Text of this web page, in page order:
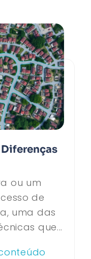
Diferenças
ou um
de
uma das
que...